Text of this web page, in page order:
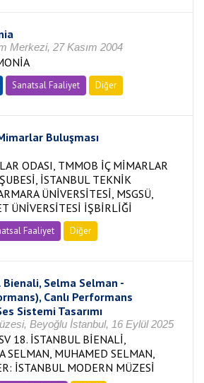
Merkezi, 27 Kasım 2004
Sanatsal Faaliyet Diğer
Buluşması
ODASI, TMMOB İÇ MİMARLAR
İSTANBUL TEKNİK
ÜNİVERSİTESİ, MSGSÜ,
ÜNİVERSİTESİ İŞBİRLİĞİ
Faaliyet Diğer
Selma Selman -
Canlı Performans
Sistemi Tasarımı
Beyoğlu İstanbul, 16 Eylül 2025
18. İSTANBUL BİENALİ,
SELMAN, MUHAMED SELMAN,
İSTANBUL MODERN MÜZESİ